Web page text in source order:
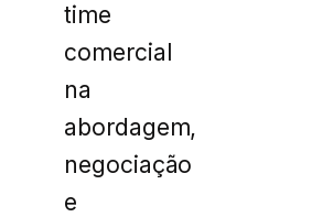
time
comercial
na
abordagem,
negociação
e